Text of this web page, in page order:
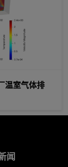
温室气体排
闻